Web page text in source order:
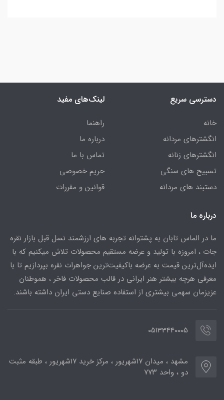
دسترسی سریع
خانه
انگشترهای مردانه
انگشترهای زنانه
تسبیح های سنگی
دستبند های مردانه
لینک‌های مفید
راهنما
درباره ما
تماس با ما
حریم خصوصی
قوانین و مقررات
درباره ما
ما در الماس تابان به پشتوانه تجربه های ارزشمند نسل قبل بازار نقره
جات ، امروزه با تولید و عرضه مستقیم محصولات تلاش میکنیم که با
ایده‌آل‌ترین قیمت به عرضه باکیفیت‌ترین جواهرات نقره بپردازیم تا با
معرفی هرچه بیشتر هنر ایرانی در قالب محصولات فاخر ، هموطنان
عزیزمان سهمی بیشتری از استفاده صنایع دستی ایران داشته باشند.
05133440005
مشهد ، میدان ۱۷شهریور ، مرکز خرید ۱۷شهریور ، طبقه مثبت
دو ، واحد ۷۷۳